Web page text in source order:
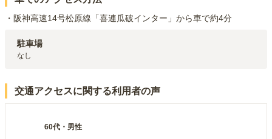
・阪神高速14号松原線「喜連瓜破インター」から車で約4分
駐車場
なし
交通アクセスに関する利用者の声
60代 ・ 男性